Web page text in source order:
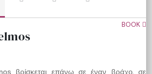
BOOK
βρίσκεται επάνω σε έναν βράχο, σε